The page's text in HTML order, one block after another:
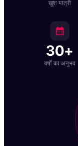
खुश यात्री
30+
वर्षों का अनुभव